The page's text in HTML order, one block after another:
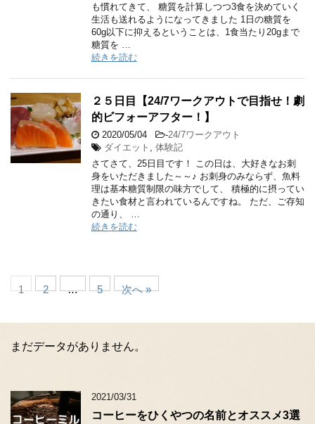
も慣れてきて、 糖質を計算しつつ3食を決めていく
生活も送れるようになってきました 1日の糖質を
60g以下に抑えるということは、1食当たり20gまで
糖質を …
続きを読む
２５日目【24/7ワークアウトで目指せ！劇
的ビフォーアフター！】
2020/05/04 -24/7ワークアウト
ダイエット
体験記
さてさて、25日目です！ この日は、大好きなお刺
身をいただきました～～♪ お刺身のみならず、魚料
理は基本糖質制限の味方でして、 積極的に摂ってい
きたい食材と言われているんですね。 ただ、ご存知
の通り、 …
続きを読む
1 2 … 5 次へ »
まだデータがありません。
2021/03/31
コーヒーをひくやつの名前とオススメ3選